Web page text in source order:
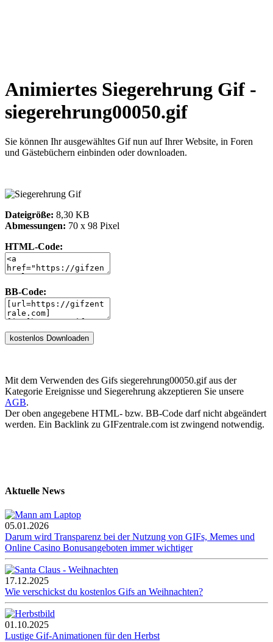
Animiertes Siegerehrung Gif -
siegerehrung00050.gif
Sie können Ihr ausgewähltes Gif nun auf Ihrer Website, in Foren
und Gästebüchern einbinden oder downloaden.
Dateigröße: 8,30 KB
Abmessungen: 70 x 98 Pixel
HTML-Code:
BB-Code:
Mit dem Verwenden des Gifs siegerehrung00050.gif aus der
Kategorie Ereignisse und Siegerehrung akzeptieren Sie unsere
AGB.
Der oben angegebene HTML- bzw. BB-Code darf nicht abgeändert
werden. Ein Backlink zu GIFzentrale.com ist zwingend notwendig.
Aktuelle News
05.01.2026
Darum wird Transparenz bei der Nutzung von GIFs, Memes und
Online Casino Bonusangeboten immer wichtiger
17.12.2025
Wie verschickst du kostenlos Gifs an Weihnachten?
01.10.2025
Lustige Gif-Animationen für den Herbst